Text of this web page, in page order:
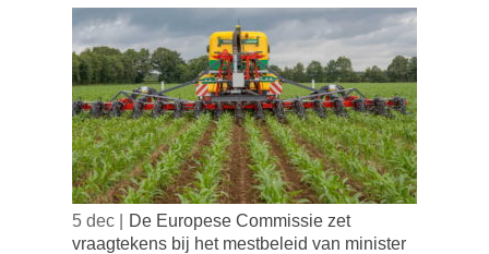
5 dec |
De Europese Commissie zet
vraagtekens bij het mestbeleid van minister